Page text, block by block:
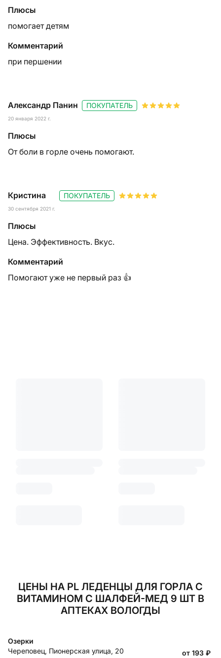
Плюсы
помогает детям
Комментарий
при першении
Александр Панин
20 января 2022 г.
ПОКУПАТЕЛЬ
Плюсы
От боли в горле очень помогают.
Кристина
30 сентября 2021 г.
ПОКУПАТЕЛЬ
Плюсы
Цена. Эффективность. Вкус.
Комментарий
Помогают уже не первый раз 👍
ЦЕНЫ НА PL ЛЕДЕНЦЫ ДЛЯ ГОРЛА С
ВИТАМИНОМ С ШАЛФЕЙ-МЕД 9 ШТ В
АПТЕКАХ ВОЛОГДЫ
Озерки
Череповец, Пионерская улица, 20 от 193 ₽